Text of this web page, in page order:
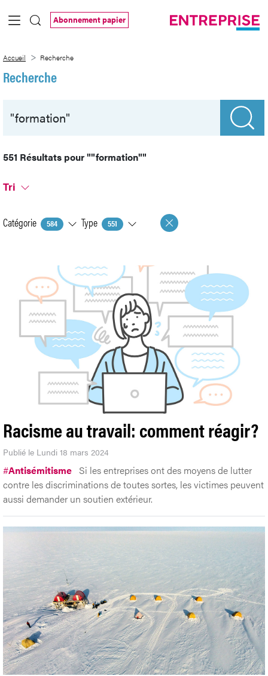
Saut au contenu principal
Abonnement papier
Accueil Recherche
Recherche
551 Résultats pour""formation""
Tri
Catégorie 584 Type 551
Racisme au travail: comment réagir?
Publié le Lundi 18 mars 2024
#Antisémitisme Si les entreprises ont des moyens de lutter
contre les discriminations de toutes sortes, les victimes peuvent
aussi demander un soutien extérieur.